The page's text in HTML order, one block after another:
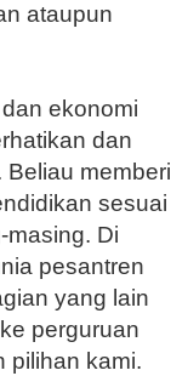
ataupun
ekonomi
dan
memberi
sesuai
masing. Di
pesantren
yang lain
perguruan
pilihan kami.